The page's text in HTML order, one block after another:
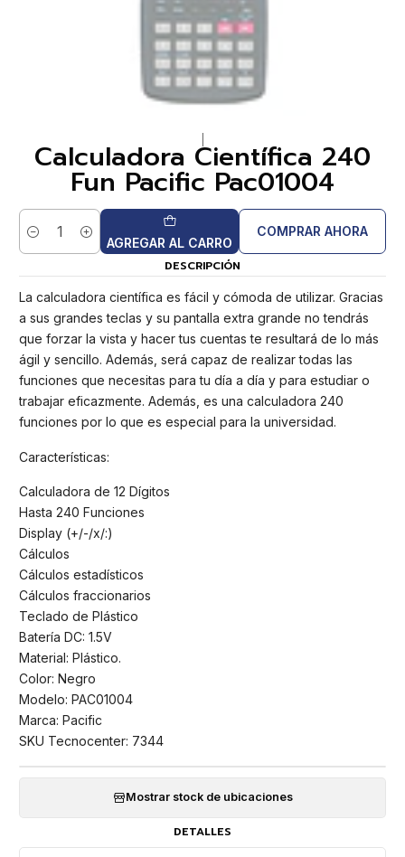
Calculadora Científica 240
Fun Pacific Pac01004
Cantidad AGREGAR AL CARRO
COMPRAR AHORA
DESCRIPCIÓN
La calculadora científica es fácil y cómoda de utilizar. Gracias
a sus grandes teclas y su pantalla extra grande no tendrás
que forzar la vista y hacer tus cuentas te resultará de lo más
ágil y sencillo. Además, será capaz de realizar todas las
funciones que necesitas para tu día a día y para estudiar o
trabajar eficazmente. Además, es una calculadora 240
funciones por lo que es especial para la universidad.
Características:
Calculadora de 12 Dígitos
Hasta 240 Funciones
Display (+/-/x/:)
Cálculos
Cálculos estadísticos
Cálculos fraccionarios
Teclado de Plástico
Batería DC: 1.5V
Material: Plástico.
Color: Negro
Modelo: PAC01004
Marca: Pacific
SKU Tecnocenter: 7344
Mostrar stock de ubicaciones
DETALLES